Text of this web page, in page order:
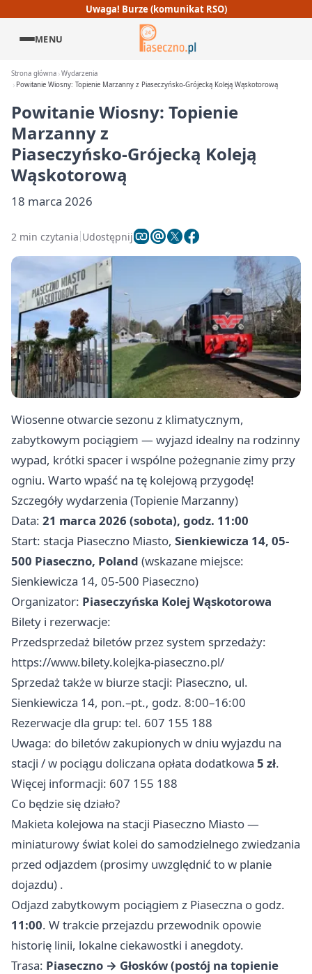
Uwaga! Burze (komunikat RSO)
MENU
Strona główna Wydarzenia
Powitanie Wiosny: Topienie Marzanny z Piaseczyńsko‑Grójecką Koleją Wąskotorową
Powitanie Wiosny: Topienie
Marzanny z
Piaseczyńsko‑Grójecką Koleją
Wąskotorową
18 marca 2026
2 min czytania Udostępnij
Wiosenne otwarcie sezonu z klimatycznym,
zabytkowym pociągiem — wyjazd idealny na rodzinny
wypad, krótki spacer i wspólne pożegnanie zimy przy
ogniu. Warto wpaść na tę kolejową przygodę!
Szczegóły wydarzenia (Topienie Marzanny)
Data: 21 marca 2026 (sobota), godz. 11:00
Start: stacja Piaseczno Miasto, Sienkiewicza 14, 05-
500 Piaseczno, Poland (wskazane miejsce:
Sienkiewicza 14, 05-500 Piaseczno)
Organizator: Piaseczyńska Kolej Wąskotorowa
Bilety i rezerwacje:
Przedsprzedaż biletów przez system sprzedaży:
https://www.bilety.kolejka-piaseczno.pl/
Sprzedaż także w biurze stacji: Piaseczno, ul.
Sienkiewicza 14, pon.–pt., godz. 8:00–16:00
Rezerwacje dla grup: tel. 607 155 188
Uwaga: do biletów zakupionych w dniu wyjazdu na
stacji / w pociągu doliczana opłata dodatkowa 5 zł.
Więcej informacji: 607 155 188
Co będzie się działo?
Makieta kolejowa na stacji Piaseczno Miasto —
miniaturowy świat kolei do samodzielnego zwiedzania
przed odjazdem (prosimy uwzględnić to w planie
dojazdu) .
Odjazd zabytkowym pociągiem z Piaseczna o godz.
11:00. W trakcie przejazdu przewodnik opowie
historię linii, lokalne ciekawostki i anegdoty.
Trasa: Piaseczno → Głosków (postój na topienie